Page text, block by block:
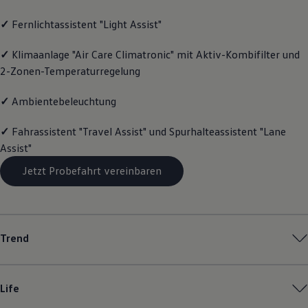
Lifestyle
Familie
Elektromobilität
Volkswagen R
Volkswagen Kundenbetreuung
✓ Fernlichtassistent "Light Assist"
✓ Klimaanlage "Air Care Climatronic" mit Aktiv-Kombifilter und
2-Zonen-Temperaturregelung
✓ Ambientebeleuchtung
✓ Fahrassistent "Travel Assist" und Spurhalteassistent "Lane
Assist"
Jetzt Probefahrt vereinbaren
Trend
Life